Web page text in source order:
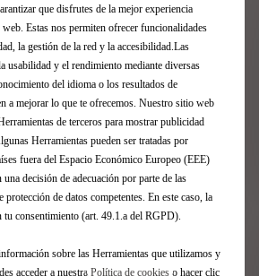
eléctrica
de venta
que disfrutes de la mejor experiencia
Estas nos permiten ofrecer funcionalidades
la gestión de la red y la accesibilidad.Las
usabilidad y el rendimiento mediante diversas
del idioma o los resultados de
a mejorar lo que te ofrecemos. Nuestro sitio web
de terceros para mostrar publicidad
Herramientas pueden ser tratadas por
fuera del Espacio Económico Europeo (EEE)
una decisión de adecuación por parte de las
protección de datos competentes. En este caso, la
tu consentimiento (art. 49.1.a del RGPD).
sobre las Herramientas que utilizamos y
acceder a nuestra Política de cookies o hacer clic